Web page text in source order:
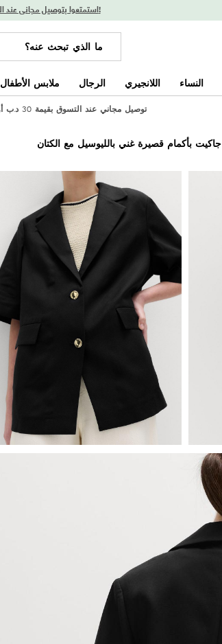
استمتعوا بتوصيل مجاني عند التسوق بقيمة 9 د.ب فقط. متوفر لفترة محدودة فقط!
النساء اللانجيري الرجال ملابس الأطفال
توصيل مجاني عند التسوق بقيمة 30 د.ب أو أكثر
جاكيت بأكمام قصيرة غني بالليوسيل مع الكتان